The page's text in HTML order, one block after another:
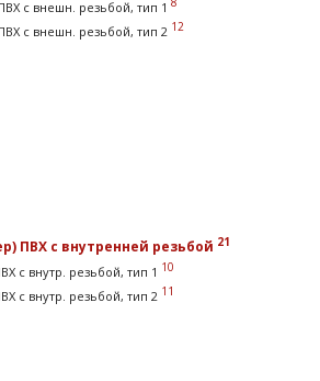
с внешн. резьбой, тип 1
с внешн. резьбой, тип 2 12
ПВХ с внутренней резьбой 21
с внутр. резьбой, тип 1 10
с внутр. резьбой, тип 2 11